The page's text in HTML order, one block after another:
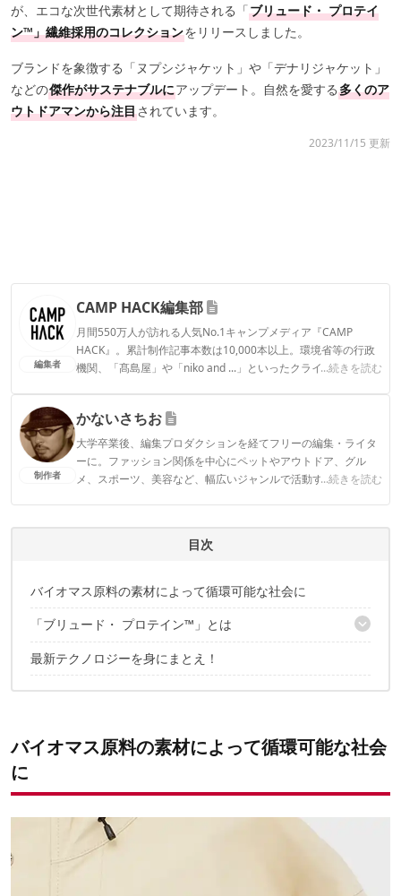
が、エコな次世代素材として期待される「ブリュード・ プロテイ
ン™️」繊維採用のコレクションをリリースしました。
ブランドを象徴する「ヌプシジャケット」や「デナリジャケット」
などの傑作がサステナブルにアップデート。自然を愛する多くのア
ウトドアマンから注目されています。
2023/11/15 更新
編集者
CAMP HACK編集部
月間550万人が訪れる人気No.1キャンプメディア『CAMP
HACK』。累計制作記事本数は10,000本以上。環境省等の行政
機関、「髙島屋」や「niko and ...」といったクライアントとの
...続きを読む
CAMP HACK編集部のプロフィール
制作者
かないさちお
大学卒業後、編集プロダクションを経てフリーの編集・ライタ
ーに。ファッション関係を中心にペットやアウトドア、グル
メ、スポーツ、美容など、幅広いジャンルで活動する。趣味は
...続きを読む
かないさちおのプロフィール
目次
バイオマス原料の素材によって循環可能な社会に
「ブリュード・ プロテイン™️」とは
オービットマウンテンジャケット
オービットヌプシダウンブーティ
最新テクノロジーを身にまとえ！
バイオマス原料の素材によって循環可能な社会
に